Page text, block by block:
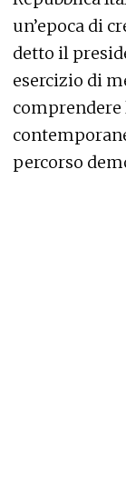
un’epoca di
detto il
esercizio di
comprendere
percorso